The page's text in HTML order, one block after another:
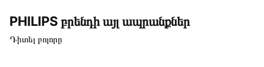
PHILIPS բրենդի այլ ապրանքներ
Դիտել բոլորը